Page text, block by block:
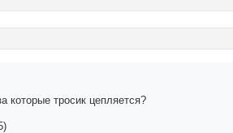
которые тросик цепляется?